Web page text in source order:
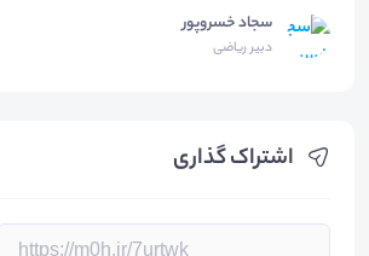
اشتراک گذاری
سجاد خسروپور
دبیر ریاضی